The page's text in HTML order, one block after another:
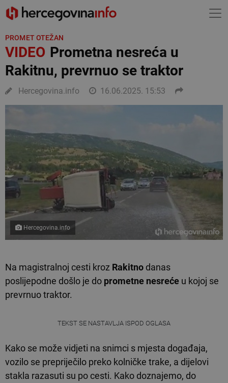
PROMET OTEŽAN
VIDEOPrometna nesreća u
Rakitnu, prevrnuo se traktor
Hercegovina.info 16.06.2025. 15:53
Hercegovina.info
Na magistralnoj cesti kroz Rakitno danas
poslijepodne došlo je do prometne nesreće u kojoj se
prevrnuo traktor.
TEKST SE NASTAVLJA ISPOD OGLASA
Kako se može vidjeti na snimci s mjesta događaja,
vozilo se prepriječilo preko kolničke trake, a dijelovi
stakla razasuti su po cesti. Kako doznajemo, do